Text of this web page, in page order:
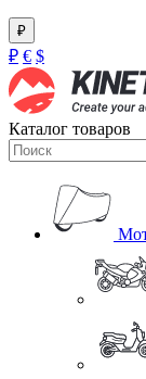
₽
₽ € $
Каталог товаров